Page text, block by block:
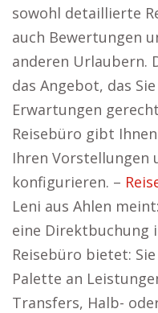
sowohl detaillierte
auch Bewertungen
anderen Urlaubern.
das Angebot, das
Erwartungen
Reisebüro gibt
Ihren Vorstellungen
konfigurieren. –
Leni aus Ahlen
eine Direktbuchung
Reisebüro bietet:
Palette an
Transfers, Halb-